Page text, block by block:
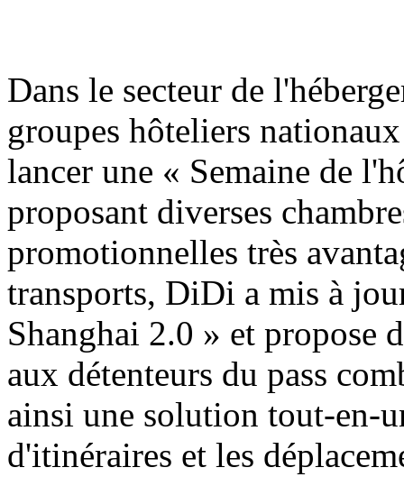
Dans le secteur de
groupes hôteliers
lancer une « Semaine de
proposant diverses
promotionnelles très
transports, DiDi a mis à
Shanghai 2.0 » et propose
aux détenteurs du pass
ainsi une solution tout-en-
d'itinéraires et les